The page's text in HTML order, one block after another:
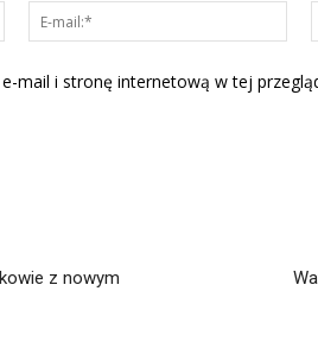
Nazwa:*
mail i stronę internetową w tej
z nowym